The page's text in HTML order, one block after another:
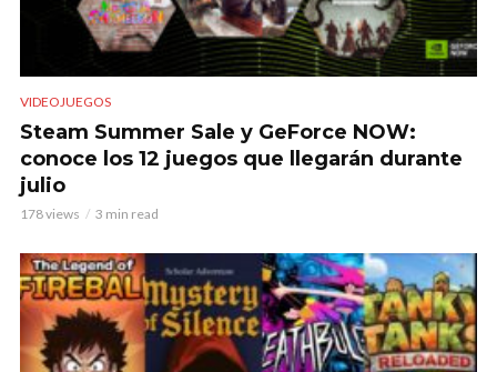
VIDEOJUEGOS
Steam Summer Sale y GeForce NOW:
conoce los 12 juegos que llegarán durante
julio
178 views 3 min read